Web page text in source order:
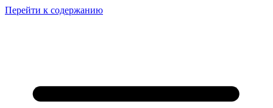
Перейти к содержанию